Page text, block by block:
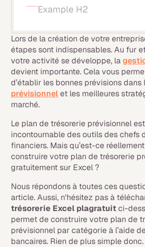
Example H2
Lors de la création de votre
étapes sont indispensables. Au fur
votre activité se développe, la
devient importante. Cela vous
d’établir les bonnes prévisions dans
prévisionnelet les meilleures
marché.
Le plan de trésorerie prévisionnel
incontournable des outils des chefs
financiers. Mais qu’est-ce
construire votre plan de trésorerie
gratuitement sur Excel ?
Nous répondons à toutes ces
article. Aussi, n'hésitez pas à
trésorerie Excel plagratuitci-
permet de construire votre plan de
prévisionnel par catégorie à l’aide
bancaires. Rien de plus simple donc.